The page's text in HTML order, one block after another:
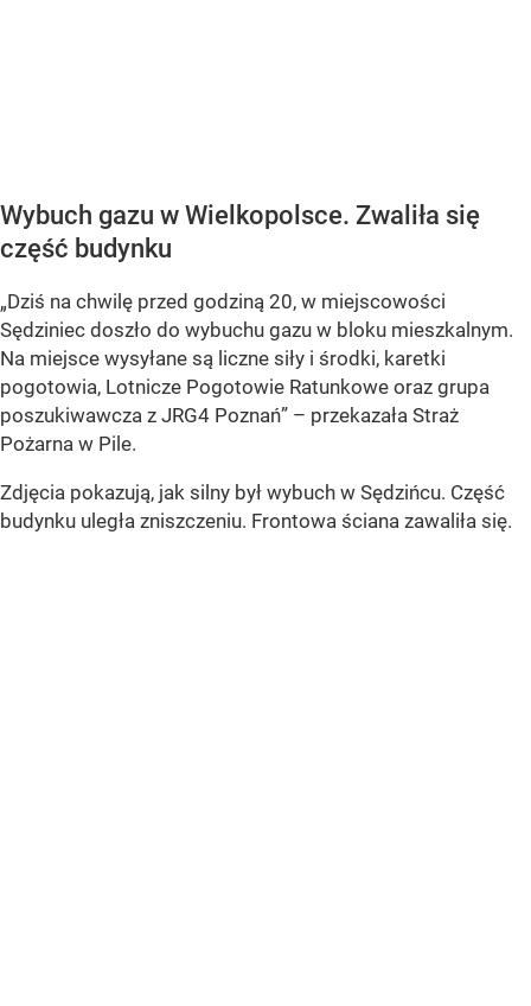
Wybuch gazu w Wielkopolsce. Zwaliła się
część budynku
„Dziś na chwilę przed godziną 20, w miejscowości
Sędziniec doszło do wybuchu gazu w bloku mieszkalnym.
Na miejsce wysyłane są liczne siły i środki, karetki
pogotowia, Lotnicze Pogotowie Ratunkowe oraz grupa
poszukiwawcza z JRG4 Poznań” – przekazała Straż
Pożarna w Pile.
Zdjęcia pokazują, jak silny był wybuch w Sędzińcu. Część
budynku uległa zniszczeniu. Frontowa ściana zawaliła się.